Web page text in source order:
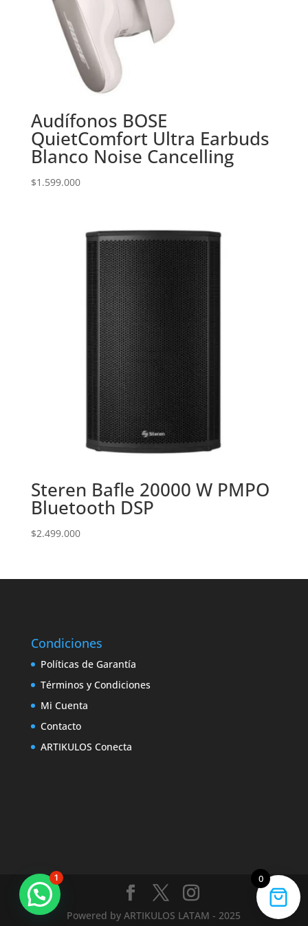
Audífonos BOSE
QuietComfort Ultra Earbuds
Blanco Noise Cancelling
$1.599.000
Steren Bafle 20000 W PMPO
Bluetooth DSP
$2.499.000
Condiciones
Políticas de Garantía
Términos y Condiciones
Mi Cuenta
Contacto
ARTIKULOS Conecta
Powered by ARTIKULOS LATAM - 2025
0
1